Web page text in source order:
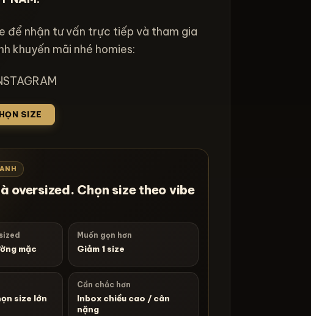
để nhận tư vấn trực tiếp và tham gia
khuyến mãi nhé homies:
SIZE
oversized. Chọn size theo vibe
mặc
Muốn gọn hơn
Giảm 1 size
size lớn
Cần chắc hơn
Inbox chiều cao / cân
nặng